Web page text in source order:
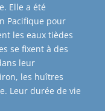
Elle a été
Pacifique pour
les eaux tièdes
se fixent à des
leur
les huîtres
Leur durée de vie